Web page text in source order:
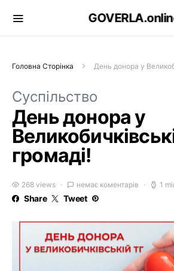
Головна Сторінка День донора у
Суспільство
День донора у
громаді!
268 views немає коментарів 1
Share Tweet